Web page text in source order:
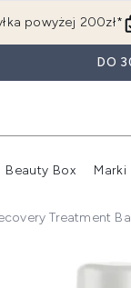
powyżej 200zł*
DO
Beauty Box Marki
Treatment
Recovery